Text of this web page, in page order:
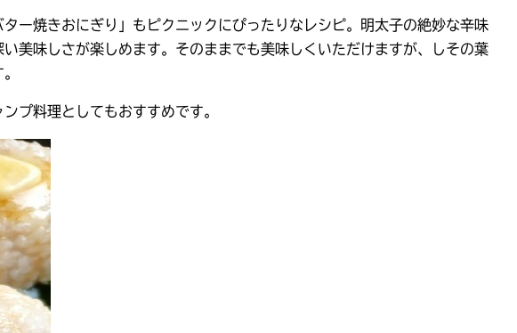
ー焼きおにぎり」もピクニックにぴったりなレシピ。明太子の絶妙な辛味
美味しさが楽しめます。そのままでも美味しくいただけますが、しその葉
プ料理としてもおすすめです。